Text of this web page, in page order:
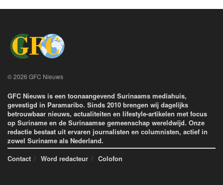
© 2026 GFC Nieuws
GFC Nieuws is een toonaangevend Surinaams mediahuis,
gevestigd in Paramaribo. Sinds 2010 brengen wij dagelijks
betrouwbaar nieuws, actualiteiten en lifestyle-artikelen met focus
op Suriname en de Surinaamse gemeenschap wereldwijd. Onze
redactie bestaat uit ervaren journalisten en columnisten, actief in
zowel Suriname als Nederland.
Contact
Word redacteur Colofon